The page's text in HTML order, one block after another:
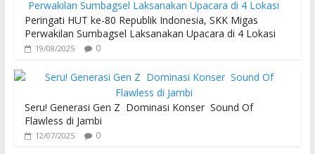
Peringati HUT ke-80 Republik Indonesia, SKK Migas
Perwakilan Sumbagsel Laksanakan Upacara di 4 Lokasi
19/08/2025 0
Seru! Generasi Gen Z Dominasi Konser Sound Of
Flawless di Jambi
12/07/2025 0